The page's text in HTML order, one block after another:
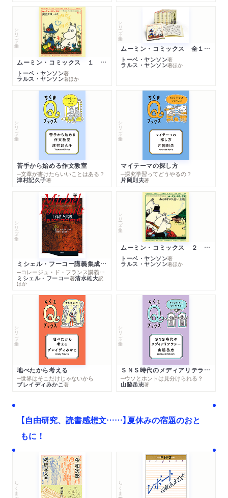
シリーズ・全集
ムーミン・コミックス １ 黄金のしっぽ
トーベ・ヤンソン著
ラルス・ヤンソン著ほか
シリーズ・全集
ムーミン・コミックス 全１４巻セット
トーベ・ヤンソン著
ラルス・ヤンソン著ほか
シリーズ・全集
苦手から始める作文教室
─文章が書けたらいいことはある？
津村記久子著
シリーズ・全集
マイテーマの探し方
─探究学習ってどうやるの？
片岡則夫著
シリーズ・全集
ミシェル・フーコー講義集成１０ 主体性と真理
─コレージュ・ド・フランス講義１９８０－１９８１年度
ミシェル・フーコー著清水雄大訳
ほか
シリーズ・全集
ムーミン・コミックス ２ あこがれの遠い土地
トーベ・ヤンソン著
ラルス・ヤンソン著ほか
シリーズ・全集
地べたから考える
─世界はそこだけじゃないから
ブレイディみかこ著
シリーズ・全集
ＳＮＳ時代のメディアリテラシー
─ウソとホントは見分けられる？
山脇岳志著
【自由研究、読書感想文……】夏休みの宿題のおと
もに！
ちくま文庫 ちくま学芸文庫